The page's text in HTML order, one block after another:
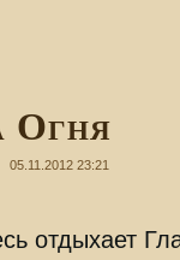
Огня
05.11.2012 23:21
отдыхает